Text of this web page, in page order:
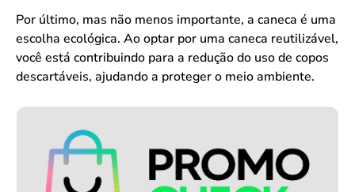
Por último, mas não menos importante, a caneca é uma
escolha ecológica. Ao optar por uma caneca reutilizável,
você está contribuindo para a redução do uso de copos
descartáveis, ajudando a proteger o meio ambiente.